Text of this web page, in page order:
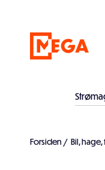
Forsiden / Bil,